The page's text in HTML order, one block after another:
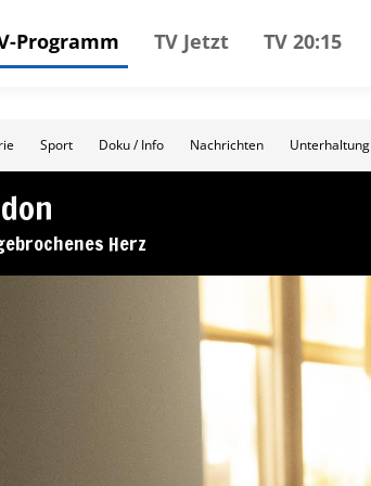
Programm TV Jetzt TV 20:15
Sport Doku / Info Nachrichten Unterhaltung
Herz